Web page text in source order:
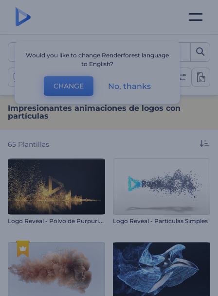
Impresionantes
Logos de partículas
Impresionantes animaciones de logos con
partículas
65 Plantillas
L
ogo Reveal - Polvo de Purpurina Logo Reveal - Particulas Simples
Would you like to change Renderforest language
to English?
CHANGE No, thanks